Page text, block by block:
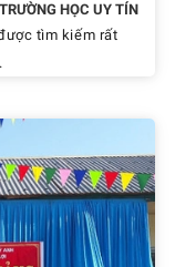
HỌC UY TÍN
tìm kiếm rất